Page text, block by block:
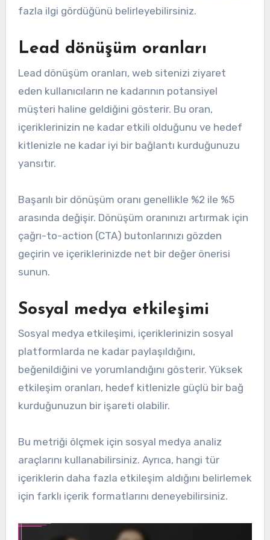
fazla ilgi gördüğünü belirleyebilirsiniz.
Lead dönüşüm oranları
Lead dönüşüm oranları, web sitenizi ziyaret
eden kullanıcıların ne kadarının potansiyel
müşteri haline geldiğini gösterir. Bu oran,
içeriklerinizin ne kadar etkili olduğunu ve hedef
kitlenizle ne kadar iyi bir bağlantı kurduğunuzu
yansıtır.
Başarılı bir dönüşüm oranı genellikle %2 ile %5
arasında değişir. Dönüşüm oranınızı artırmak için
çağrı-to-action (CTA) butonlarınızı gözden
geçirin ve içeriklerinizde net bir değer önerisi
sunun.
Sosyal medya etkileşimi
Sosyal medya etkileşimi, içeriklerinizin sosyal
platformlarda ne kadar paylaşıldığını,
beğenildiğini ve yorumlandığını gösterir. Yüksek
etkileşim oranları, hedef kitlenizle güçlü bir bağ
kurduğunuzun bir işareti olabilir.
Bu metriği ölçmek için sosyal medya analiz
araçlarını kullanabilirsiniz. Ayrıca, hangi tür
içeriklerin daha fazla etkileşim aldığını belirlemek
için farklı içerik formatlarını deneyebilirsiniz.